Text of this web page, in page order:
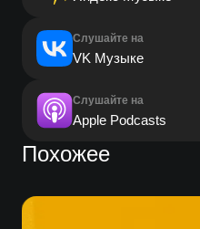
Слушайте на
VK Музыке
Слушайте на
Apple Podcasts
Похожее